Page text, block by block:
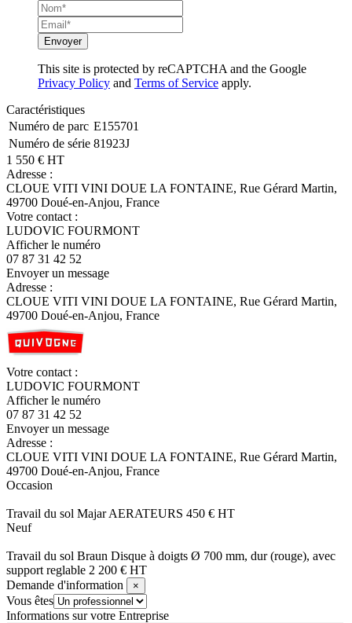
Envoyer
This site is protected by reCAPTCHA and the Google
Privacy Policy and Terms of Service apply.
Caractéristiques
Numéro de parc E155701
Numéro de série 81923J
1 550 € HT
Adresse :
CLOUE VITI VINI DOUE LA FONTAINE, Rue Gérard Martin,
49700 Doué-en-Anjou, France
Votre contact :
LUDOVIC FOURMONT
Afficher le numéro
07 87 31 42 52
Envoyer un message
Adresse :
CLOUE VITI VINI DOUE LA FONTAINE, Rue Gérard Martin,
49700 Doué-en-Anjou, France
Votre contact :
LUDOVIC FOURMONT
Afficher le numéro
07 87 31 42 52
Envoyer un message
Adresse :
CLOUE VITI VINI DOUE LA FONTAINE, Rue Gérard Martin,
49700 Doué-en-Anjou, France
Occasion
Travail du sol Majar AERATEURS 450 € HT
Neuf
Travail du sol Braun Disque à doigts Ø 700 mm, dur (rouge), avec
support reglable 2 200 € HT
Demande d'information
×
Vous êtes
Informations sur votre Entreprise